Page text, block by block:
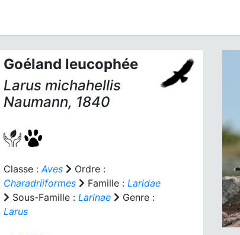
Goéland leucophée
Larus michahellis
Naumann, 1840
Classe :Aves
Ordre :
Charadriiformes
Famille : Laridae
Sous-Famille : Larinae
Genre :
Larus